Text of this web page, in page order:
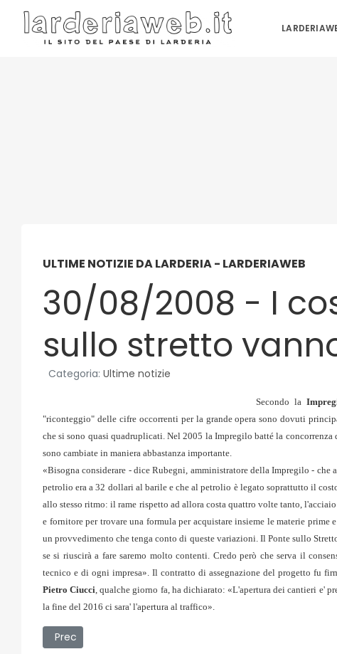
ULTIME NOTIZIE DA LARDERIA - LARDERIAWEB
30/08/2008 - I
sullo stretto
Categoria: Ultime notizie
Secondo la
"riconteggio" delle cifre occorrenti per la grande opera sono dovuti
che si sono quasi quadruplicati. Nel 2005 la Impregilo batté la
sono cambiate in maniera abbastanza importante.
«Bisogna considerare - dice Rubegni, amministratore della Impregilo -
petrolio era a 32 dollari al barile e che al petrolio è legato soprattutto il
allo stesso ritmo: il rame rispetto ad allora costa quattro volte tanto,
e fornitore per trovare una formula per acquistare insieme le materie
un provvedimento che tenga conto di queste variazioni. Il Ponte sullo
se si riuscirà a fare saremo molto contenti. Credo però che serva il
tecnico e di ogni impresa». Il contratto di assegnazione del progetto fu
Pietro Ciucci, qualche giorno fa, ha dichiarato: «L'apertura dei cantieri e'
la fine del 2016 ci sara' l'apertura al traffico».
Articolo precedente: 01/09/2008 - Due messinesi finaliste
Prec